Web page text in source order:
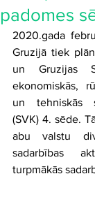
padomes
2020.gada
Gruzijā tiek
un Gruzijas
ekonomiskās,
un tehniskās
(SVK) 4. sēde.
abu valstu
sadarbības
turpmākās